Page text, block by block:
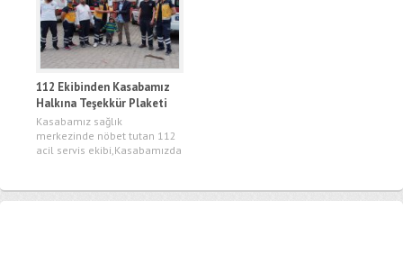
112 Ekibinden Kasabamız
Halkına Teşekkür Plaketi
Kasabamız sağlık
merkezinde nöbet tutan 112
acil servis ekibi,Kasabamızda